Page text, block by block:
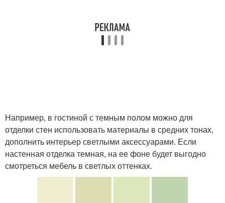
Например, в гостиной с темным полом можно для
отделки стен использовать материалы в средних тонах,
дополнить интерьер светлыми аксессуарами. Если
настенная отделка темная, на ее фоне будет выгодно
смотреться мебель в светлых оттенках.